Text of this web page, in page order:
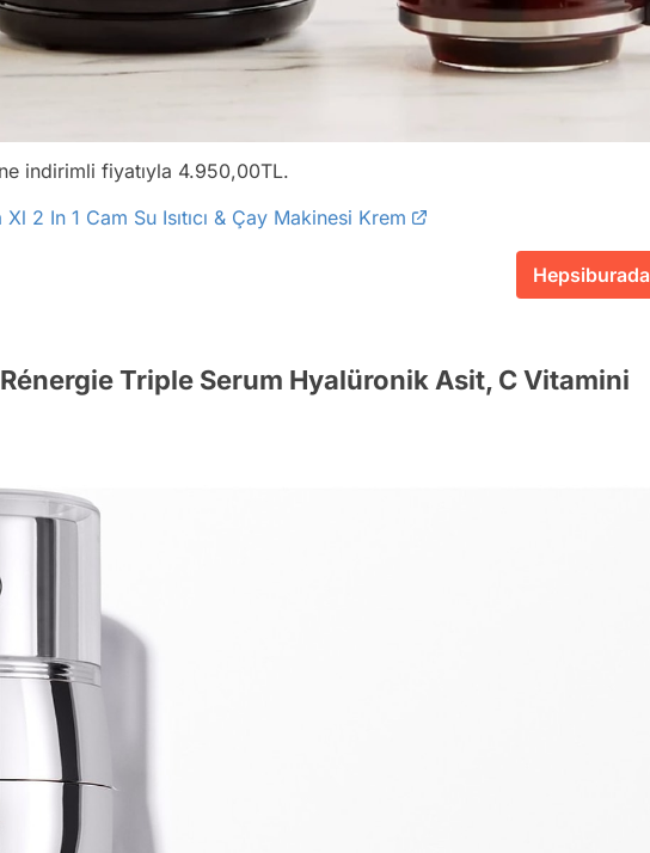
indirimli fiyatıyla 4.950,00TL.
2 In 1 Cam Su Isıtıcı & Çay Makinesi Krem
Hepsiburada
Triple Serum Hyalüronik Asit, C Vitamini